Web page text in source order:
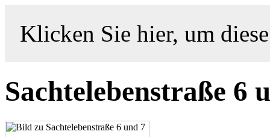
Klicken Sie hier, um
Sachtelebenstraße 6